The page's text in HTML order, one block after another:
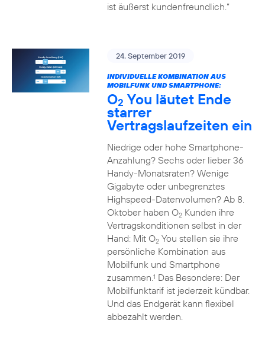
ist äußerst kundenfreundlich.“
24. September 2019
INDIVIDUELLE KOMBINATION AUS
MOBILFUNK UND SMARTPHONE:
O2 You läutet Ende
starrer
Vertragslaufzeiten ein
Niedrige oder hohe Smartphone-
Anzahlung? Sechs oder lieber 36
Handy-Monatsraten? Wenige
Gigabyte oder unbegrenztes
Highspeed-Datenvolumen? Ab 8.
Oktober haben O2Kunden ihre
Vertragskonditionen selbst in der
Hand: Mit O2You stellen sie ihre
persönliche Kombination aus
Mobilfunk und Smartphone
zusammen.1 Das Besondere: Der
Mobilfunktarif ist jederzeit kündbar.
Und das Endgerät kann flexibel
abbezahlt werden.